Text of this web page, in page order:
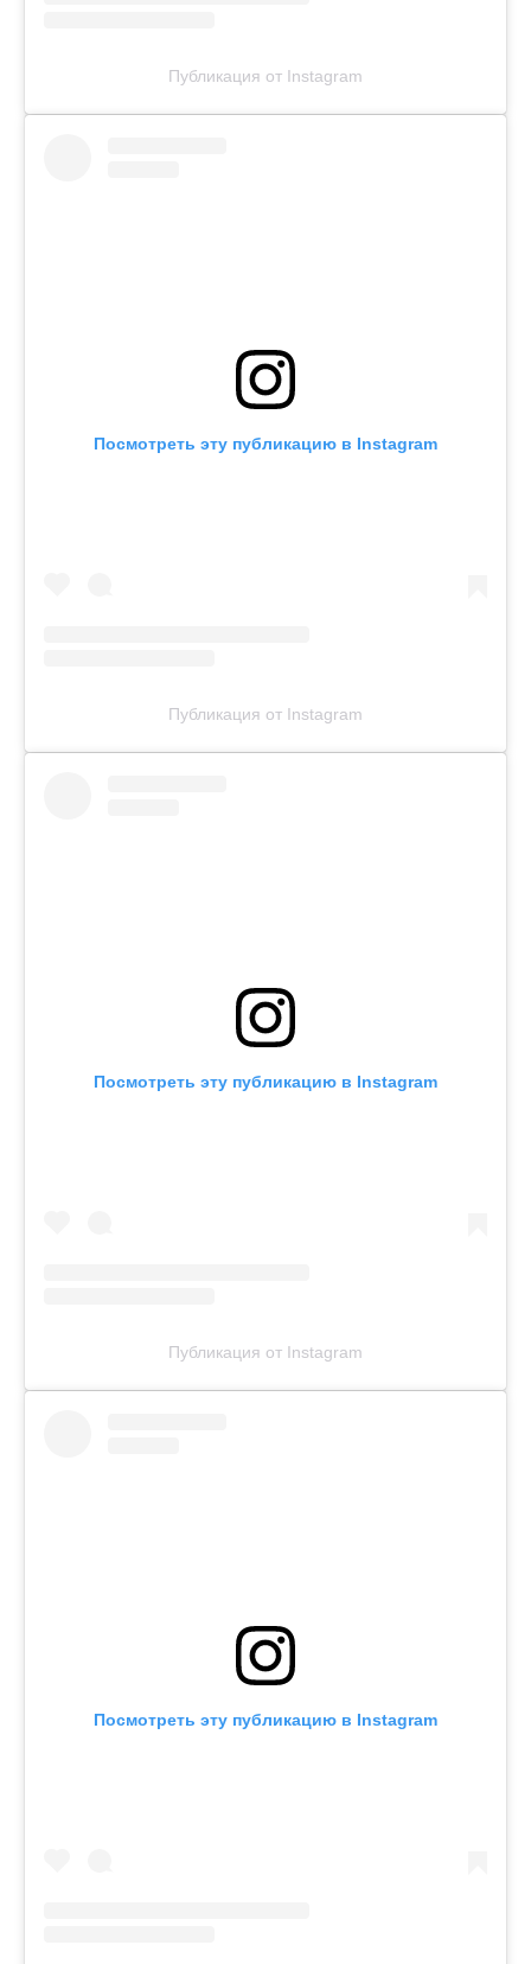
Публикация от Instagram
Посмотреть эту публикацию в Instagram
Публикация от Instagram
Посмотреть эту публикацию в Instagram
Публикация от Instagram
Посмотреть эту публикацию в Instagram